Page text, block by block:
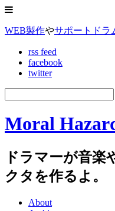
WEB製作やサポートドラ
rss feed
facebook
twitter
Moral
ドラマーが音楽
クタを作るよ。
About